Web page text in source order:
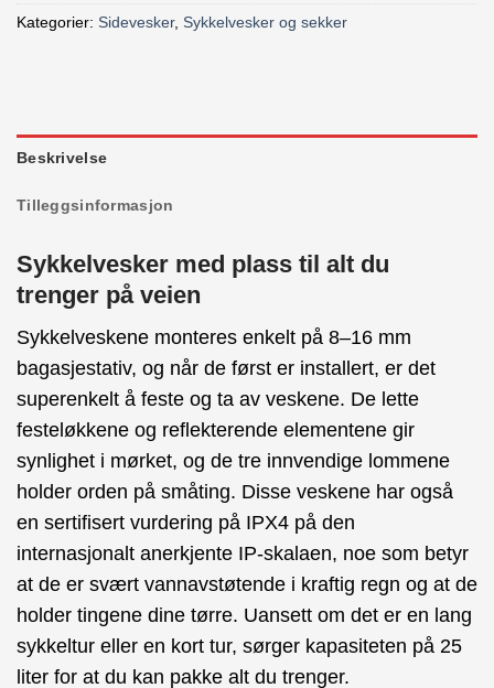
Kategorier: Sidevesker, Sykkelvesker og sekker
Beskrivelse
Tilleggsinformasjon
Sykkelvesker med plass til alt du
trenger på veien
Sykkelveskene monteres enkelt på 8–16 mm
bagasjestativ, og når de først er installert, er det
superenkelt å feste og ta av veskene. De lette
festeløkkene og reflekterende elementene gir
synlighet i mørket, og de tre innvendige lommene
holder orden på småting. Disse veskene har også
en sertifisert vurdering på IPX4 på den
internasjonalt anerkjente IP-skalaen, noe som betyr
at de er svært vannavstøtende i kraftig regn og at de
holder tingene dine tørre. Uansett om det er en lang
sykkeltur eller en kort tur, sørger kapasiteten på 25
liter for at du kan pakke alt du trenger.